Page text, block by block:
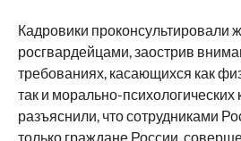
Кадровики проконсультировали
росгвардейцами, заострив
требованиях, касающихся как
так и морально-психологических
разъяснили, что сотрудниками
только граждане России,